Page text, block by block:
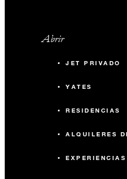
Abrir
JET PRIVADO
YATES
RESIDENCIAS
ALQUILERES